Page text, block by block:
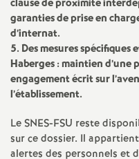
clause de proximité
garanties de prise en
d’internat.
5. Des mesures spécifiques
Haberges : maintien d’une
engagement écrit sur
l’établissement.
Le SNES-FSU reste
sur ce dossier. Il
alertes des personnels et